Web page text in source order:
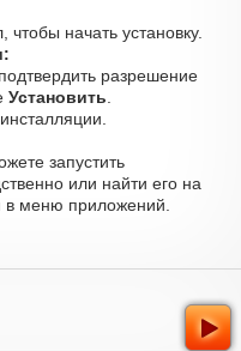
начать установку.
разрешение
Установить
запустить
или найти его на
меню приложений.